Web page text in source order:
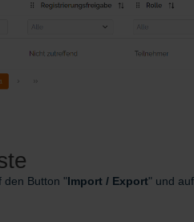
den Button "Import / Export" und auf